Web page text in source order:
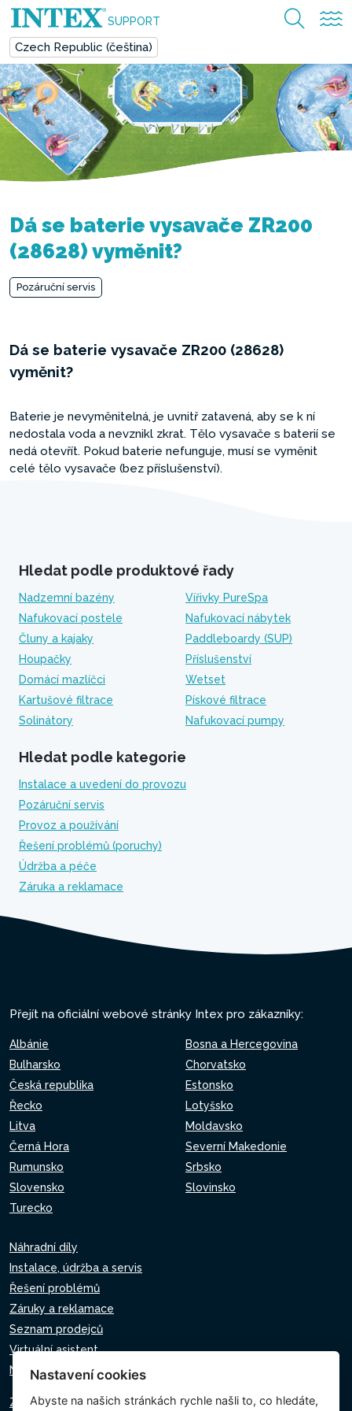
SUPPORT
Czech Republic (čeština)
Dá se baterie vysavače ZR200
(28628) vyměnit?
Pozáruční servis
Dá se baterie vysavače ZR200 (28628)
vyměnit?
Baterie je nevyměnitelná, je uvnitř zatavená, aby se k ní
nedostala voda a nevznikl zkrat. Tělo vysavače s baterií se
nedá otevřít. Pokud baterie nefunguje, musí se vyměnit
celé tělo vysavače (bez příslušenství).
Hledat podle produktové řady
Nadzemní bazény
Vířivky PureSpa
Nafukovací postele
Nafukovací nábytek
Čluny a kajaky
Paddleboardy (SUP)
Houpačky
Příslušenství
Domácí mazlíčci
Wetset
Kartušové filtrace
Pískové filtrace
Solinátory
Nafukovací pumpy
Hledat podle kategorie
Instalace a uvedení do provozu
Pozáruční servis
Provoz a používání
Řešení problémů (poruchy)
Údržba a péče
Záruka a reklamace
Přejít na oficiální webové stránky Intex pro zákazníky:
Albánie
Bosna a Hercegovina
Bulharsko
Chorvatsko
Česká republika
Estonsko
Řecko
Lotyšsko
Litva
Moldavsko
Černá Hora
Severní Makedonie
Rumunsko
Srbsko
Slovensko
Slovinsko
Turecko
Náhradní díly
Instalace, údržba a servis
Řešení problémů
Záruky a reklamace
Seznam prodejců
Virtuální asistent
Napište nám
Zásady ochrany osobních údajů
Nastavení cookies
Abyste na našich stránkách rychle našli to, co hledáte,